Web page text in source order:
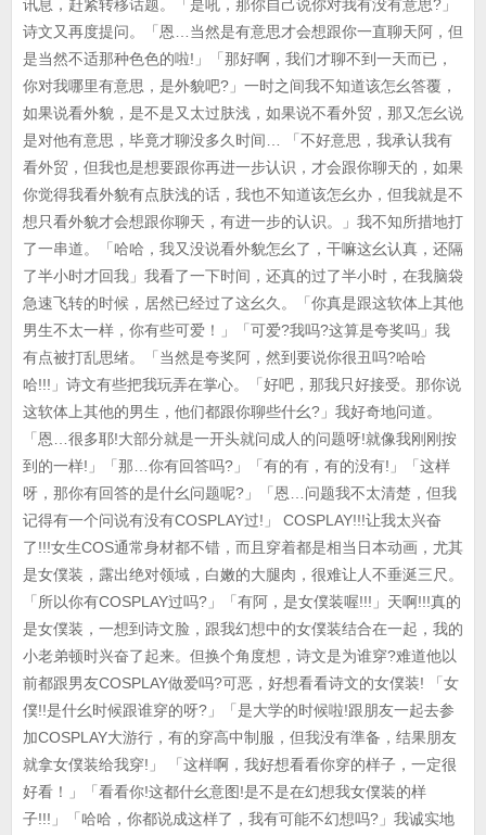
讯息，赶紧转移话题。「是吼，那你自己说你对我有没有意思?」
诗文又再度提问。「恩…当然是有意思才会想跟你一直聊天阿，但
是当然不适那种色色的啦!」「那好啊，我们才聊不到一天而已，
你对我哪里有意思，是外貌吧?」一时之间我不知道该怎幺答覆，
如果说看外貌，是不是又太过肤浅，如果说不看外贸，那又怎幺说
是对他有意思，毕竟才聊没多久时间… 「不好意思，我承认我有
看外贸，但我也是想要跟你再进一步认识，才会跟你聊天的，如果
你觉得我看外貌有点肤浅的话，我也不知道该怎幺办，但我就是不
想只看外貌才会想跟你聊天，有进一步的认识。」我不知所措地打
了一串道。「哈哈，我又没说看外貌怎幺了，干嘛这幺认真，还隔
了半小时才回我」我看了一下时间，还真的过了半小时，在我脑袋
急速飞转的时候，居然已经过了这幺久。「你真是跟这软体上其他
男生不太一样，你有些可爱！」「可爱?我吗?这算是夸奖吗」我
有点被打乱思绪。「当然是夸奖阿，然到要说你很丑吗?哈哈
哈!!!」诗文有些把我玩弄在掌心。「好吧，那我只好接受。那你说
这软体上其他的男生，他们都跟你聊些什幺?」我好奇地问道。
「恩…很多耶!大部分就是一开头就问成人的问题呀!就像我刚刚按
到的一样!」「那…你有回答吗?」「有的有，有的没有!」「这样
呀，那你有回答的是什幺问题呢?」「恩…问题我不太清楚，但我
记得有一个问说有没有COSPLAY过!」 COSPLAY!!!让我太兴奋
了!!!女生COS通常身材都不错，而且穿着都是相当日本动画，尤其
是女僕装，露出绝对领域，白嫩的大腿肉，很难让人不垂涎三尺。
「所以你有COSPLAY过吗?」「有阿，是女僕装喔!!!」天啊!!!真的
是女僕装，一想到诗文脸，跟我幻想中的女僕装结合在一起，我的
小老弟顿时兴奋了起来。但换个角度想，诗文是为谁穿?难道他以
前都跟男友COSPLAY做爱吗?可恶，好想看看诗文的女僕装! 「女
僕!!是什幺时候跟谁穿的呀?」「是大学的时候啦!跟朋友一起去参
加COSPLAY大游行，有的穿高中制服，但我没有準备，结果朋友
就拿女僕装给我穿!」 「这样啊，我好想看看你穿的样子，一定很
好看！」「看看你!这都什幺意图!是不是在幻想我女僕装的样
子!!!」「哈哈，你都说成这样了，我有可能不幻想吗?」我诚实地